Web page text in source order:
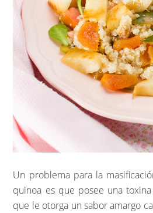
Un problema para la
quinoa es que posee una
que le otorga un sabor amargo